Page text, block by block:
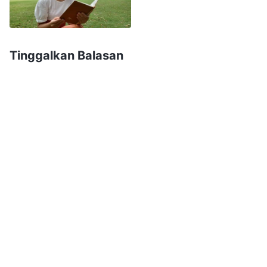
mengatakan itu, aku merasa sangat bersalah;
aku terlalu berlebihan dalam menilai orang dan
kebiasaan ini, tetapi aku tidak bisa mengatasi
Tinggalkan Balasan